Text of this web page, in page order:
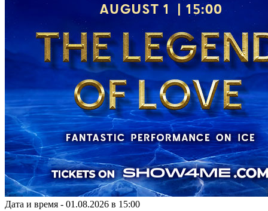
Дата и время - 01.08.2026 в 15:00